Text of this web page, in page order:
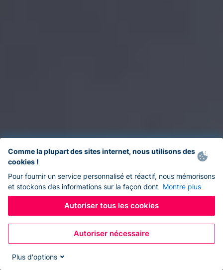
Comme la plupart des sites internet, nous utilisons des
cookies !
Pour fournir un service personnalisé et réactif, nous mémorisons
et stockons des informations sur la façon dont Montre plus
Autoriser tous les cookies
Autoriser nécessaire
Plus d'options